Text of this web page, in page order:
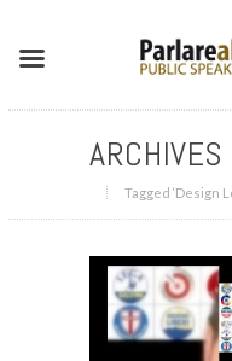
ARCHIVES
Tagged ‘Design